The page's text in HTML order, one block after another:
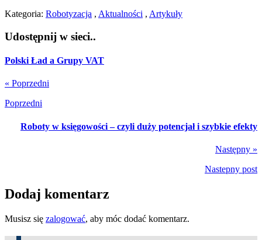
Kategoria: Robotyzacja , Aktualności , Artykuły
Udostępnij w sieci..
Polski Ład a Grupy VAT
« Poprzedni
Poprzedni
Roboty w księgowości – czyli duży potencjał i szybkie efekty
Następny »
Nastepny post
Dodaj komentarz
Musisz się zalogować, aby móc dodać komentarz.